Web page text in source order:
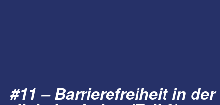
#11 – Barrierefreiheit in der